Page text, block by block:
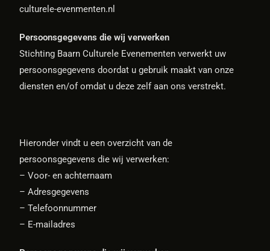
culturele-evenmenten.nl
Persoonsgegevens die wij verwerken
Stichting Baarn Culturele Evenementen verwerkt uw
persoonsgegevens doordat u gebruik maakt van onze
diensten en/of omdat u deze zelf aan ons verstrekt.
Hieronder vindt u een overzicht van de
persoonsgegevens die wij verwerken:
– Voor- en achternaam
– Adresgegevens
– Telefoonnummer
– E-mailadres